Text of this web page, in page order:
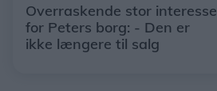
Overraskende stor interesse
for Peters borg: - Den er
ikke længere til salg